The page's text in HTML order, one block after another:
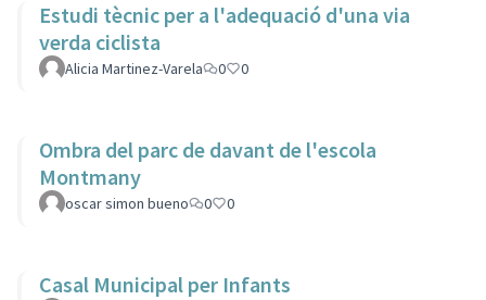
Estudi tècnic per a l'adequació d'una via
verda ciclista
Alicia Martinez-Varela 0 0
Ombra del parc de davant de l'escola
Montmany
oscar simon bueno 0 0
Casal Municipal per Infants